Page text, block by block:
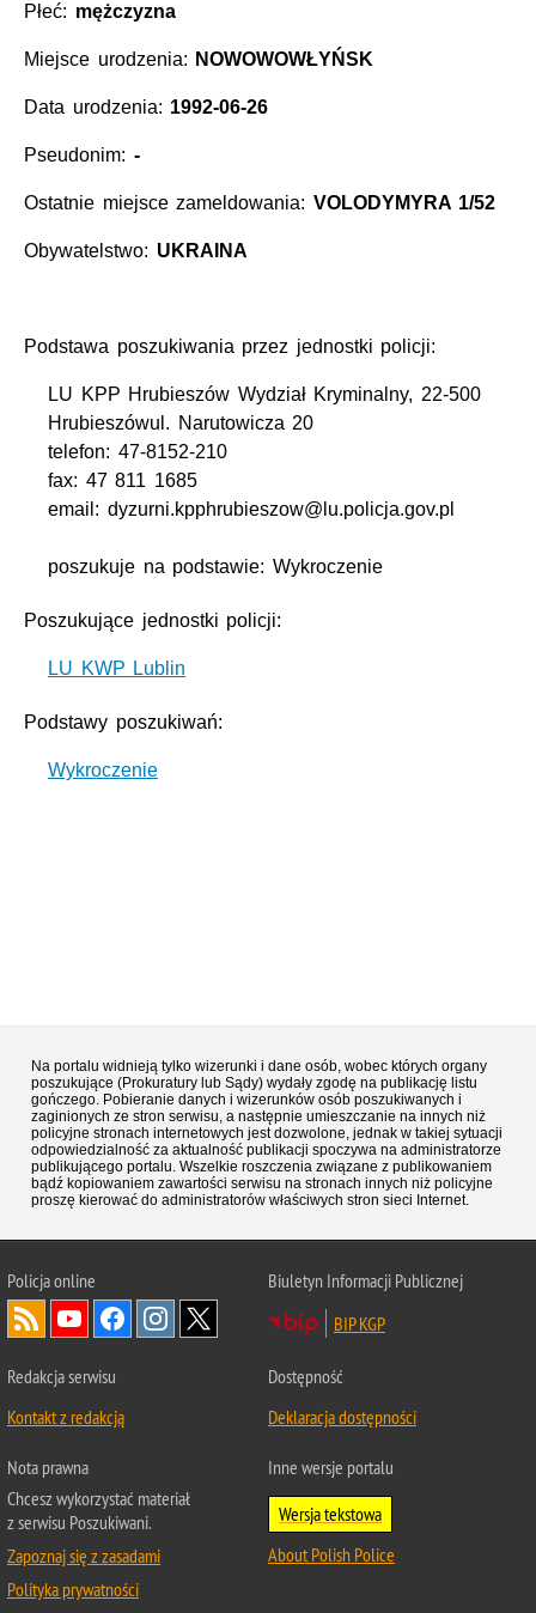
Płeć: mężczyzna
Miejsce urodzenia: NOWOWOWŁYŃSK
Data urodzenia: 1992-06-26
Pseudonim: -
Ostatnie miejsce zameldowania: VOLODYMYRA 1/52
Obywatelstwo: UKRAINA
Podstawa poszukiwania przez jednostki policji:
LU KPP Hrubieszów Wydział Kryminalny, 22-500
Hrubieszówul. Narutowicza 20
telefon: 47-8152-210
fax: 47 811 1685
email: dyzurni.kpphrubieszow@lu.policja.gov.pl
poszukuje na podstawie: Wykroczenie
Poszukujące jednostki policji:
LU KWP Lublin
Podstawy poszukiwań:
Wykroczenie
Na portalu widnieją tylko wizerunki i dane osób, wobec których organy
poszukujące (Prokuratury lub Sądy) wydały zgodę na publikację listu
gończego. Pobieranie danych i wizerunków osób poszukiwanych i
zaginionych ze stron serwisu, a następnie umieszczanie na innych niż
policyjne stronach internetowych jest dozwolone, jednak w takiej sytuacji
odpowiedzialność za aktualność publikacji spoczywa na administratorze
publikującego portalu. Wszelkie roszczenia związane z publikowaniem
bądź kopiowaniem zawartości serwisu na stronach innych niż policyjne
proszę kierować do administratorów właściwych stron sieci Internet.
Policjaonline
Biuletyn Informacji Publicznej
BIP KGP
Redakcja serwisu
Kontakt z redakcją
Dostępność
Deklaracja dostępności
Nota prawna
Chcesz wykorzystać materiał
z serwisu Poszukiwani.
Zapoznaj się z zasadami
Polityka prywatności
Inne wersje portalu
Wersja tekstowa
About Polish Police